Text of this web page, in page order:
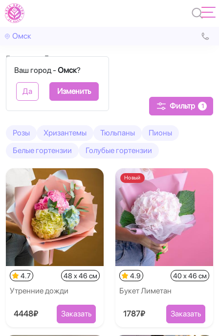
Омск
Ваш город - Омск?
Да Изменить
Главная Гортензия
Гортензия
Фильтр 1
Розы Хризантемы Тюльпаны
Пионы
Белые гортензии
Голубые гортензии
4.7 48 x 46 см
Утренние дожди
4448₽ Заказать
Новый
4.9 40 x 46 см
Букет Лиметан
1787₽ Заказать